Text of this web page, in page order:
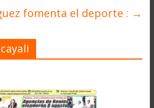
fomenta el deporte : →